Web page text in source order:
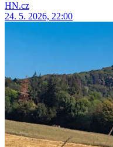
HN.cz
24. 5. 2026, 22:00